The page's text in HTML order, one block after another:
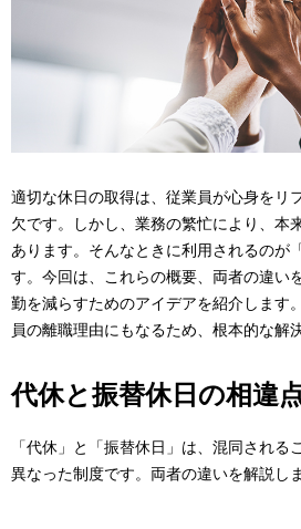
す
ョ
適切な休日の取得は、従業員が心身をリ
欠です。しかし、業務の繁忙により、本
あります。そんなときに利用されるのが
す。今回は、これらの概要、両者の違い
勤を減らすためのアイデアを紹介します
員の離職理由にもなるため、根本的な解
代休と振替休日の相違
「代休」と「振替休日」は、混同される
異なった制度です。両者の違いを解説しま